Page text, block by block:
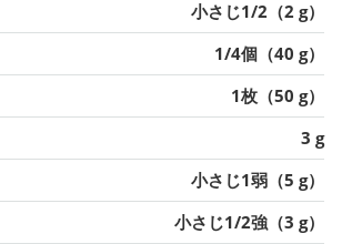
小さじ1/2（2 g）
1/4個（40 g）
1枚（50 g）
3 g
小さじ1弱（5 g）
小さじ1/2強（3 g）